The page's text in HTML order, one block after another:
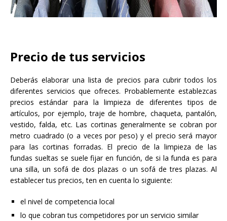
Precio de tus servicios
Deberás elaborar una lista de precios para cubrir todos los
diferentes servicios que ofreces. Probablemente establezcas
precios estándar para la limpieza de diferentes tipos de
artículos, por ejemplo, traje de hombre, chaqueta, pantalón,
vestido, falda, etc. Las cortinas generalmente se cobran por
metro cuadrado (o a veces por peso) y el precio será mayor
para las cortinas forradas. El precio de la limpieza de las
fundas sueltas se suele fijar en función, de si la funda es para
una silla, un sofá de dos plazas o un sofá de tres plazas. Al
establecer tus precios, ten en cuenta lo siguiente:
el nivel de competencia local
lo que cobran tus competidores por un servicio similar